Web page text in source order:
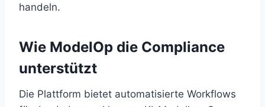
handeln.
Wie ModelOp die Compliance
unterstützt
Die Plattform bietet automatisierte Workflows